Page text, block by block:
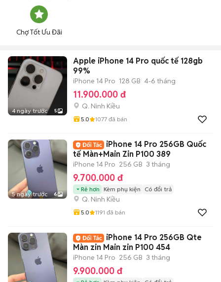
Chợ Tốt Ưu Đãi
4 ngày trước 5
Apple iPhone 14 Pro quốc tế 128gb
99%
iPhone 14 Pro 128 GB 4-6 tháng
11.900.000 đ
Q. Ninh Kiều
5.0 1077 đã bán
5 ngày trước 6
iPhone 14 Pro 256GB Quốc
tế Màn+Main Zin P100 389
iPhone 14 Pro 256 GB 3 tháng
9.700.000 đ
Rẻ hơn Kèm phụ kiện Có đổi trả
Q. Ninh Kiều
5.0 1191 đã bán
iPhone 14 Pro 256GB Qte
Màn zin Main zin P100 454
iPhone 14 Pro 256 GB 3 tháng
9.900.000 đ